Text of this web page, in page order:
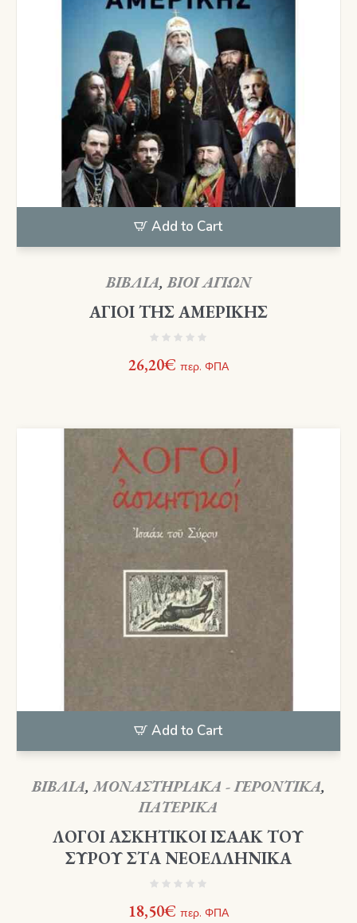
Add to Cart
ΒΙΒΛΙΑ,ΒΙΟΙ ΑΓΙΩΝ
ΑΓΙΟΙ ΤΗΣ ΑΜΕΡΙΚΗΣ
26,20€ περ. ΦΠΑ
Add to Cart
ΒΙΒΛΙΑ,ΜΟΝΑΣΤΗΡΙΑΚΑ - ΓΕΡΟΝΤΙΚΑ,
ΠΑΤΕΡΙΚΑ
ΛΟΓΟΙ ΑΣΚΗΤΙΚΟΙ ΙΣΑΑΚ ΤΟΥ
ΣΥΡΟΥ ΣΤΑ ΝΕΟΕΛΛΗΝΙΚΑ
18,50€ περ. ΦΠΑ